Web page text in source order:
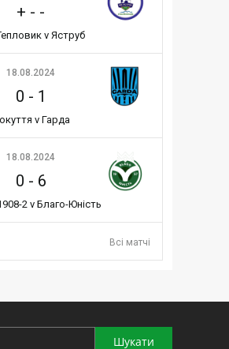
+ - -
v Яструб
18.08.2024
0 - 1
v Гарда
18.08.2024
0 - 6
2 v Благо-Юність
Всі матчі